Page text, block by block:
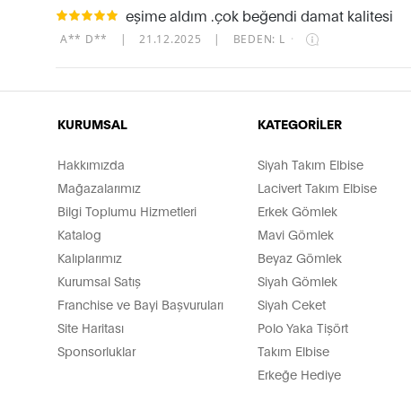
eşime aldım .çok beğendi damat kalitesi
A** D** | 21.12.2025 | BEDEN: L ·
KURUMSAL
Hakkımızda
Mağazalarımız
Bilgi Toplumu Hizmetleri
Katalog
Kalıplarımız
Kurumsal Satış
Franchise ve Bayi Başvuruları
Site Haritası
Sponsorluklar
KATEGORİLER
Siyah Takım Elbise
Lacivert Takım Elbise
Erkek Gömlek
Mavi Gömlek
Beyaz Gömlek
Siyah Gömlek
Siyah Ceket
Polo Yaka Tişört
Takım Elbise
Erkeğe Hediye